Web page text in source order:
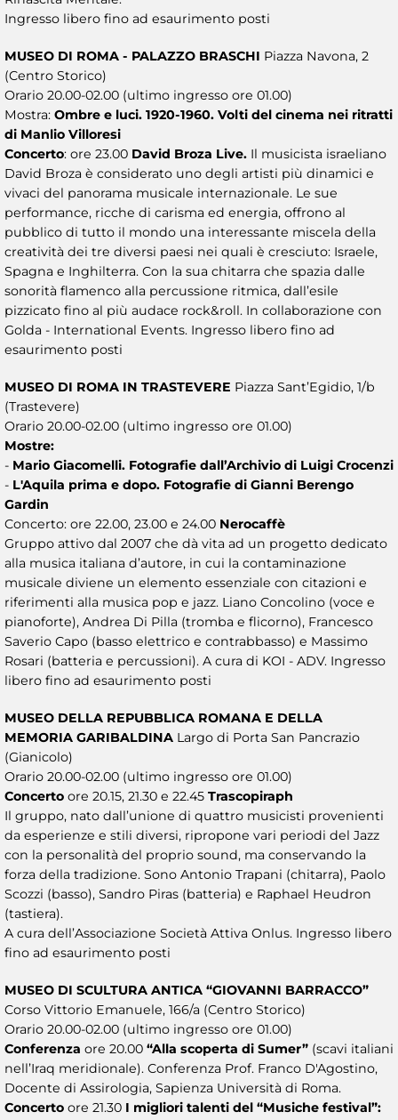
Ingresso libero fino ad esaurimento posti
MUSEO DI ROMA - PALAZZO BRASCHI Piazza Navona, 2
(Centro Storico)
Orario 20.00-02.00 (ultimo ingresso ore 01.00)
Mostra: Ombre e luci. 1920-1960. Volti del cinema nei ritratti
di Manlio Villoresi
Concerto: ore 23.00 David Broza Live. Il musicista israeliano
David Broza è considerato uno degli artisti più dinamici e
vivaci del panorama musicale internazionale. Le sue
performance, ricche di carisma ed energia, offrono al
pubblico di tutto il mondo una interessante miscela della
creatività dei tre diversi paesi nei quali è cresciuto: Israele,
Spagna e Inghilterra. Con la sua chitarra che spazia dalle
sonorità flamenco alla percussione ritmica, dall’esile
pizzicato fino al più audace rock&roll. In collaborazione con
Golda - International Events. Ingresso libero fino ad
esaurimento posti
MUSEO DI ROMA IN TRASTEVERE Piazza Sant’Egidio, 1/b
(Trastevere)
Orario 20.00-02.00 (ultimo ingresso ore 01.00)
Mostre:
- Mario Giacomelli. Fotografie dall’Archivio di Luigi Crocenzi
- L'Aquila prima e dopo. Fotografie di Gianni Berengo
Gardin
Concerto: ore 22.00, 23.00 e 24.00 Nerocaffè
Gruppo attivo dal 2007 che dà vita ad un progetto dedicato
alla musica italiana d’autore, in cui la contaminazione
musicale diviene un elemento essenziale con citazioni e
riferimenti alla musica pop e jazz. Liano Concolino (voce e
pianoforte), Andrea Di Pilla (tromba e flicorno), Francesco
Saverio Capo (basso elettrico e contrabbasso) e Massimo
Rosari (batteria e percussioni). A cura di KOI - ADV. Ingresso
libero fino ad esaurimento posti
MUSEO DELLA REPUBBLICA ROMANA E DELLA
MEMORIA GARIBALDINA Largo di Porta San Pancrazio
(Gianicolo)
Orario 20.00-02.00 (ultimo ingresso ore 01.00)
Concerto ore 20.15, 21.30 e 22.45 Trascopiraph
Il gruppo, nato dall’unione di quattro musicisti provenienti
da esperienze e stili diversi, ripropone vari periodi del Jazz
con la personalità del proprio sound, ma conservando la
forza della tradizione. Sono Antonio Trapani (chitarra), Paolo
Scozzi (basso), Sandro Piras (batteria) e Raphael Heudron
(tastiera).
A cura dell’Associazione Società Attiva Onlus. Ingresso libero
fino ad esaurimento posti
MUSEO DI SCULTURA ANTICA “GIOVANNI BARRACCO”
Corso Vittorio Emanuele, 166/a (Centro Storico)
Orario 20.00-02.00 (ultimo ingresso ore 01.00)
Conferenza ore 20.00 “Alla scoperta di Sumer” (scavi italiani
nell’Iraq meridionale). Conferenza Prof. Franco D'Agostino,
Docente di Assirologia, Sapienza Università di Roma.
Concerto ore 21.30 I migliori talenti del “Musiche festival”: